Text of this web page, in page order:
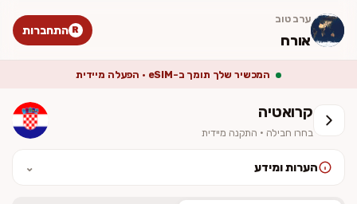
ערב טוב
אורח
R התחברות
המכשיר שלך תומך ב-eSIM · הפעלה מיידית
קרואטיה
בחרו חבילה · התקנה מיידית
הערות ומידע ⌄